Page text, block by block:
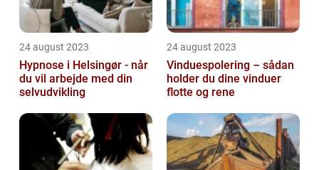
24 august 2023
Hypnose i Helsingør - når
du vil arbejde med din
selvudvikling
24 august 2023
Vinduespolering – sådan
holder du dine vinduer
flotte og rene